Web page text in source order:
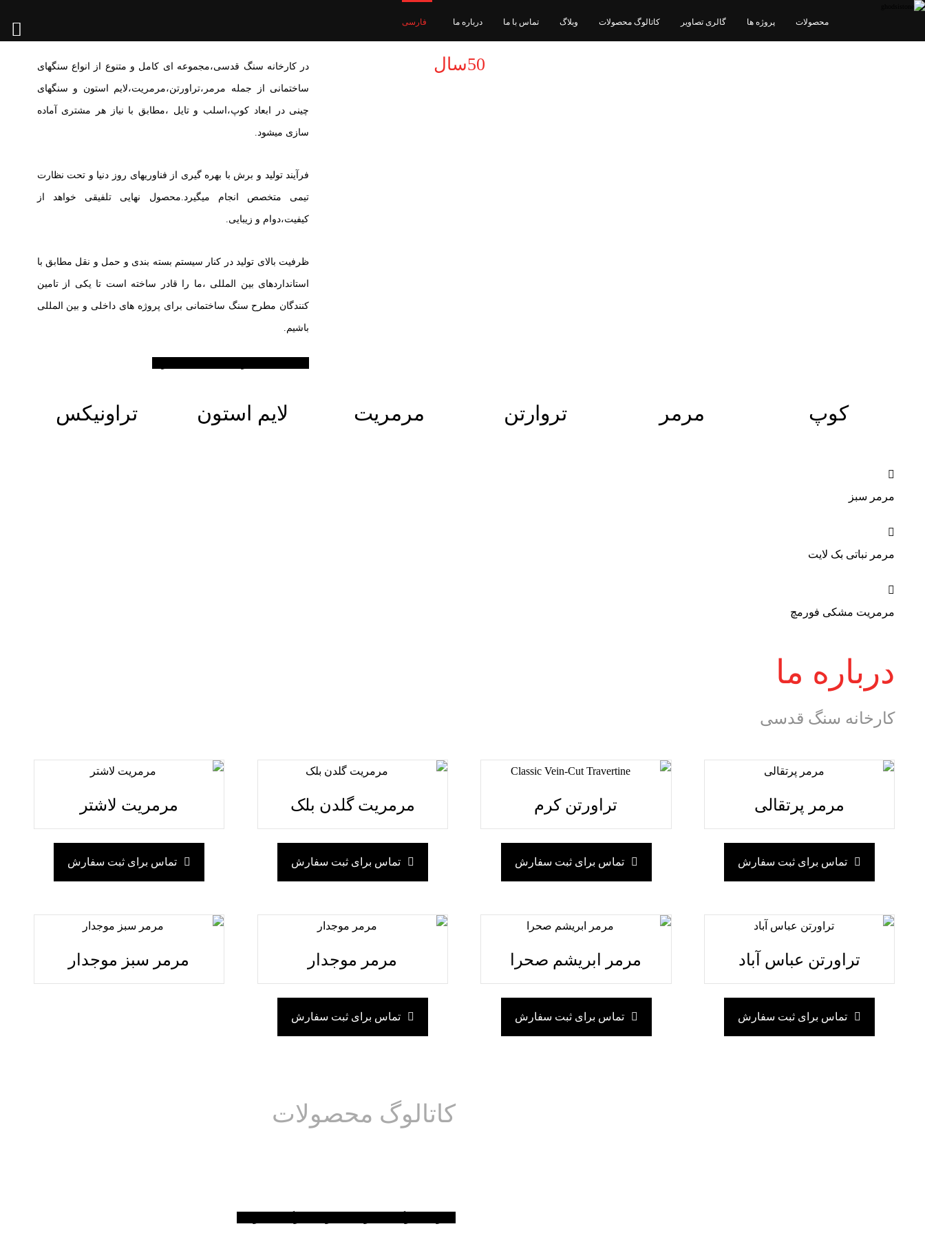
محصولات پروژه ها گالری تصاویر کاتالوگ محصولات وبلاگ تماس با ما درباره ما فارسی
50سال
در کارخانه سنگ قدسی،مجموعه ای کامل و متنوع از انواع سنگ‏های
ساختمانی از جمله مرمر،تراورتن،مرمریت،لایم استون و سنگ‏های
چینی در ابعاد کوپ،اسلب و تایل ،مطابق با نیاز هر مشتری آماده
سازی می‏شود.
فرآیند تولید و برش با بهره گیری از فناوری‏های روز دنیا و تحت نظارت
تیمی متخصص انجام می‏گیرد.محصول نهایی تلفیقی خواهد از
کیفیت،دوام و زیبایی.
ظرفیت بالای تولید در کنار سیستم بسته بندی و حمل و نقل مطابق با
استانداردهای بین المللی ،ما را قادر ساخته است تا یکی از تامین
کنندگان مطرح سنگ ساختمانی برای پروژه های داخلی و بین المللی
باشیم.
کوپ مرمر تروارتن مرمریت لایم استون تراونیکس
مرمر سبز
مرمر نباتی بک لایت
مرمریت مشکی فورمچ
درباره ما
کارخانه سنگ قدسی
مرمر پرتقالی
تماس برای ثبت سفارش
تراورتن کرم
تماس برای ثبت سفارش
مرمریت گلدن بلک
تماس برای ثبت سفارش
مرمریت لاشتر
تماس برای ثبت سفارش
تراورتن عباس آباد
تماس برای ثبت سفارش
مرمر ابریشم صحرا
تماس برای ثبت سفارش
مرمر موجدار
تماس برای ثبت سفارش
مرمر سبز موجدار
کاتالوگ محصولات